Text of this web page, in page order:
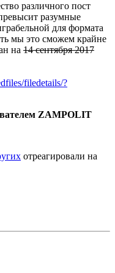
различного пост
разумные
для формата
мы это сможем крайне
на 14 сентября 2017
filedetails/?
ZAMPOLIT
отреагировали на